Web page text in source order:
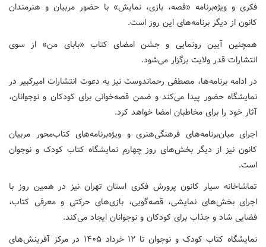
فکری و ویژه‌برنامه «قصه، بازی، نمایش» با حضور مربیان و هنرمندان
کانون از دیگر برنامه‌های این روز است.
همچنین آیین رونمایی و جشن امضای کتاب «بابای من» از سوی
انتشارات قدر ولایت برگزار می‌شود.
در ادامه برنامه‌ها، مصطفی رحماندوست نیز به دعوت انتشارات امیرکبیر در
نمایشگاه حضور پیدا می‌کند و ضمن قصه‌خوانی برای کودکان و نوجوانان،
آثار خود را برای مخاطبان امضا خواهد کرد.
اجرای میان‌برنامه‌های فرهنگی‌هنری و ویژه‌برنامه‌های کتاب‌محور مربیان
کانون نیز از دیگر بخش‌های روز چهارم نمایشگاه کتاب کودک و نوجوان
است.
تماشاخانه سیار کانون پرورش فکری استان تهران نیز در همین روز با
اجرای بخش‌های نمایشی، قصه‌گویی، بازی‌های حرکتی و معرفی کتاب،
فضایی شاد و جذاب برای کودکان و نوجوانان ایجاد می‌کند.
نمایشگاه کتاب کودک و نوجوان تا ۱۲ خرداد ۱۴۰۵ در مرکز آفرینش‌های